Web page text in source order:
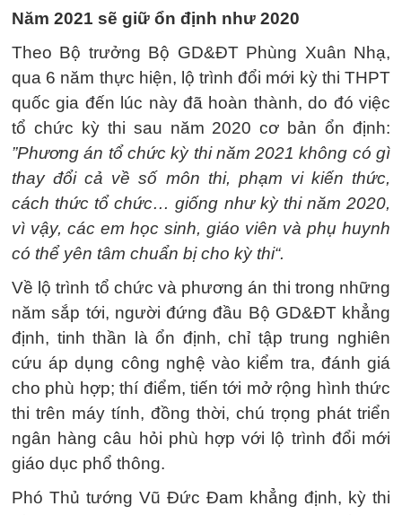
Năm 2021 sẽ giữ ổn định như 2020
Theo Bộ trưởng Bộ GD&ĐT Phùng Xuân Nhạ,
qua 6 năm thực hiện, lộ trình đổi mới kỳ thi THPT
quốc gia đến lúc này đã hoàn thành, do đó việc
tổ chức kỳ thi sau năm 2020 cơ bản ổn định:
”Phương án tổ chức kỳ thi năm 2021 không có gì
thay đổi cả về số môn thi, phạm vi kiến thức,
cách thức tổ chức… giống như kỳ thi năm 2020,
vì vậy, các em học sinh, giáo viên và phụ huynh
có thể yên tâm chuẩn bị cho kỳ thi“.
Về lộ trình tổ chức và phương án thi trong những
năm sắp tới, người đứng đầu Bộ GD&ĐT khẳng
định, tinh thần là ổn định, chỉ tập trung nghiên
cứu áp dụng công nghệ vào kiểm tra, đánh giá
cho phù hợp; thí điểm, tiến tới mở rộng hình thức
thi trên máy tính, đồng thời, chú trọng phát triển
ngân hàng câu hỏi phù hợp với lộ trình đổi mới
giáo dục phổ thông.
Phó Thủ tướng Vũ Đức Đam khẳng định, kỳ thi